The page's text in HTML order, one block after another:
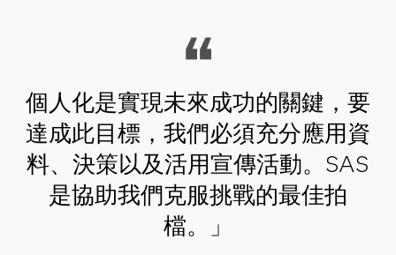
個人化是實現未來成功的關鍵，要
達成此目標，我們必須充分應用資
料、決策以及活用宣傳活動。SAS
是協助我們克服挑戰的最佳拍
檔。」